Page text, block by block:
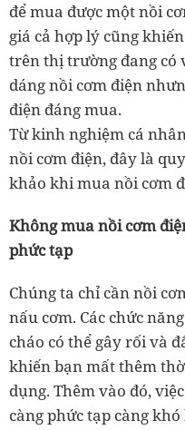
để mua được một nồi
giá cả hợp lý cũng
trên thị trường đang có
dáng nồi cơm điện
điện đáng mua.
Từ kinh nghiệm cá
nồi cơm điện, đây là
khảo khi mua nồi cơm
Không mua nồi cơm
phức tạp
Chúng ta chỉ cần nồi
nấu cơm. Các chức
cháo có thể gây rối và
khiến bạn mất thêm
dụng. Thêm vào đó,
càng phức tạp càng